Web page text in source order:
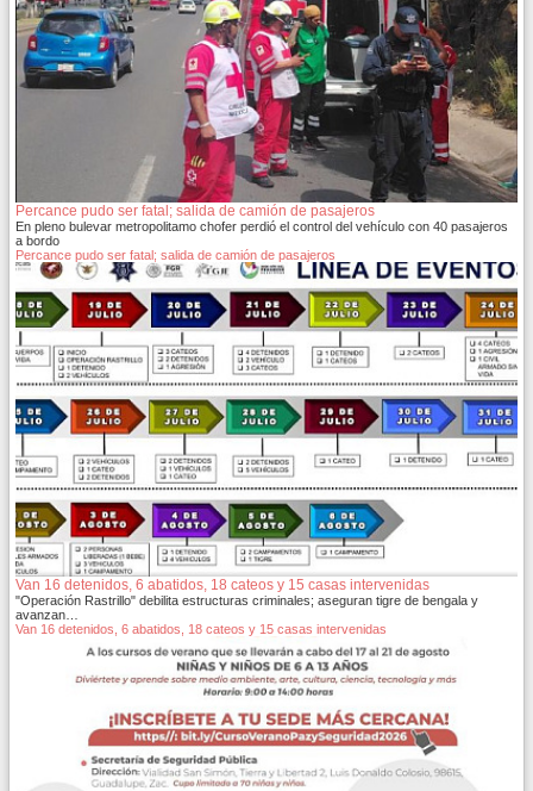
Percance pudo ser fatal; salida de camión de pasajeros
En pleno bulevar metropolitamo chofer perdió el control del vehículo con 40 pasajeros
a bordo
Percance pudo ser fatal; salida de camión de pasajeros
Van 16 detenidos, 6 abatidos, 18 cateos y 15 casas intervenidas
"Operación Rastrillo" debilita estructuras criminales; aseguran tigre de bengala y
avanzan…
Van 16 detenidos, 6 abatidos, 18 cateos y 15 casas intervenidas